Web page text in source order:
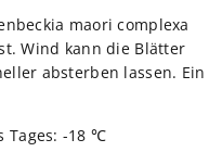
maori complexa
Wind kann die Blätter
absterben lassen. Ein
Tages: -18 ℃